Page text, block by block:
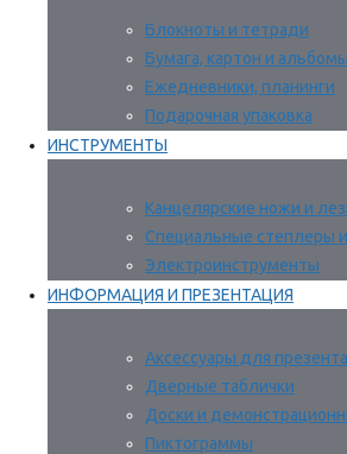
Блокноты и тетради
Бумага, картон и
Ежедневники, планинги
Подарочная упаковка
ИНСТРУМЕНТЫ
Канцелярские ножи и
Специальные степлеры
Электроинструменты
ИНФОРМАЦИЯ И ПРЕЗЕНТАЦИЯ
Аксессуары для
Дверные таблички
Доски и
Пиктограммы